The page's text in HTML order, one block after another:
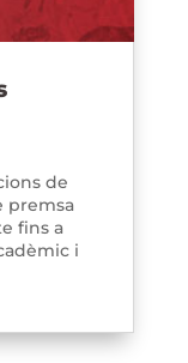
de
premsa
fins a
i